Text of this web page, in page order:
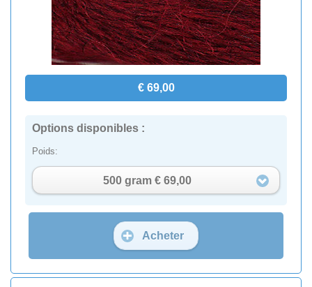
€ 69,00
Options disponibles :
Poids:
500 gram € 69,00
Acheter